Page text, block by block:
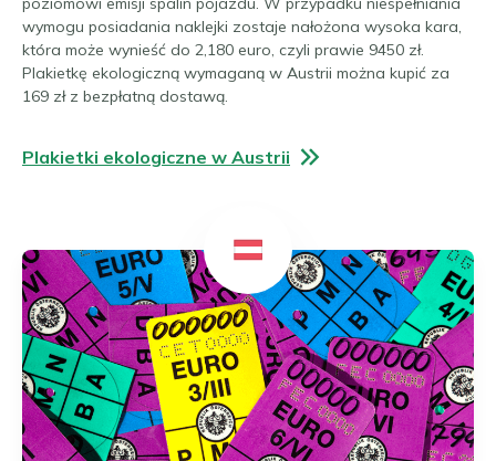
wymogu posiadania naklejki zostaje nałożona wysoka kara,
która może wynieść do 2,180 euro, czyli prawie 9450 zł.
Plakietkę ekologiczną wymaganą w Austrii można kupić za
169 zł z bezpłatną dostawą.
Plakietki ekologiczne w Austrii